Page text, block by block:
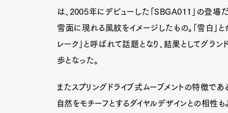
は、2005年にデビューした「SBGA011」の登場
雪面に現れる風紋をイメージしたもの。「雪白」
レーク」と呼ばれて話題となり、結果としてグラ
歩となった。
またスプリングドライブ式ムーブメントの特徴で
自然をモチーフとするダイヤルデザインとの相性